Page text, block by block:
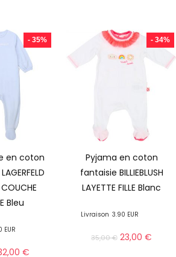
- 35%
en coton
COUCHE
Bleu
EUR
€
- 34%
Pyjama en coton
fantaisie BILLIEBLUSH
LAYETTE FILLE Blanc
Livraison 3.90 EUR
35,00€ 23,00€